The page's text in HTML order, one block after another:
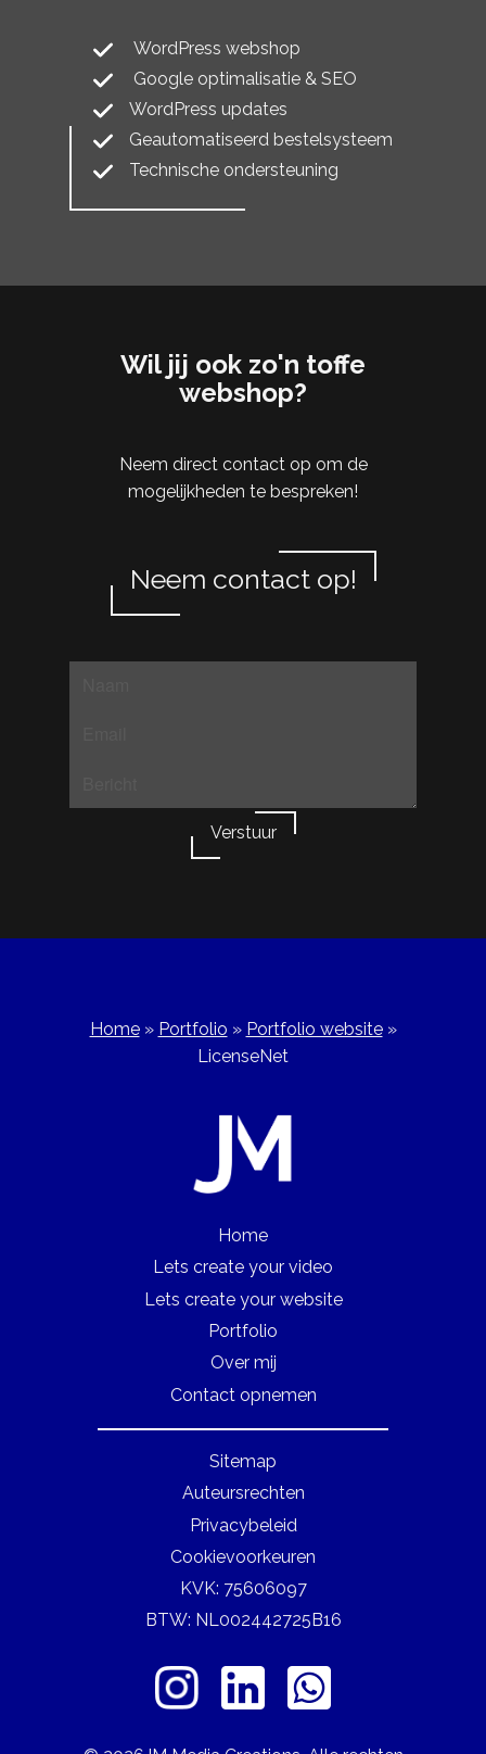
WordPress webshop
Google optimalisatie & SEO
WordPress updates
Geautomatiseerd bestelsysteem
Technische ondersteuning
Wil jij ook zo'n toffe
webshop?
Neem direct contact op om de
mogelijkheden te bespreken!
Neem contact op!
Verstuur
Home» Portfolio » Portfolio website»
LicenseNet
Home
Sitemap
Auteursrechten
Lets create your video
Privacybeleid
Lets create your website
Portfolio
Cookievoorkeuren
KVK: 75606097
Over mij
BTW: ​NL002442725B16
Contact opnemen